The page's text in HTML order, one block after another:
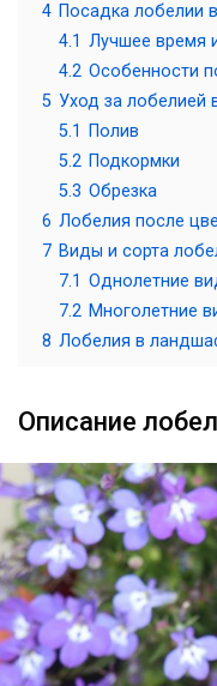
4 Посадка лобелии
4.1 Лучшее время
4.2 Особенности
5 Уход за лобелией
5.1
Полив
5.2 Подкормки
5.3 Обрезка
6 Лобелия после
7 Виды и сорта
7.1 Однолетние
7.2 Многолетние
8 Лобелия в
Описание